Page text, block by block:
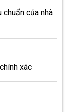
chuẩn của nhà
xác